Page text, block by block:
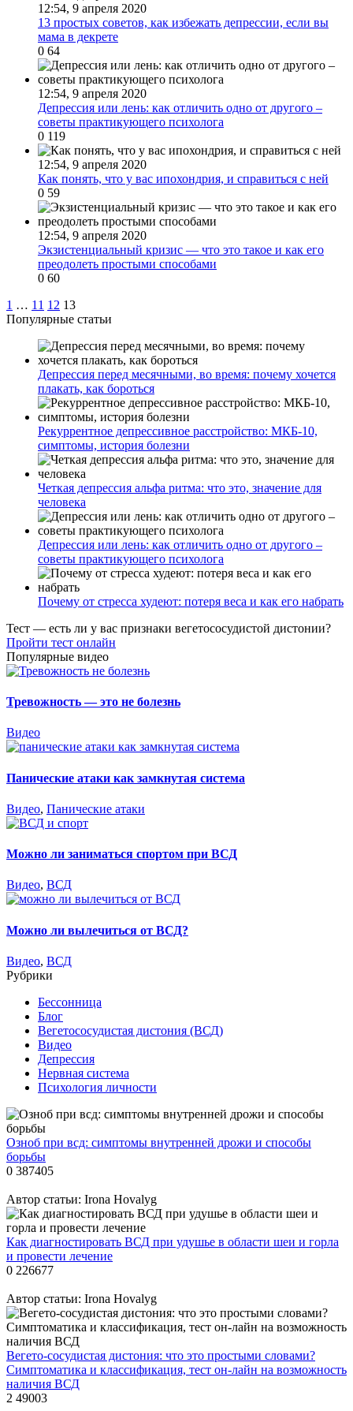
12:54, 9 апреля 2020
13 простых советов, как избежать депрессии, если вы
мама в декрете
0 64
12:54, 9 апреля 2020
Депрессия или лень: как отличить одно от другого –
советы практикующего психолога
0 119
12:54, 9 апреля 2020
Как понять, что у вас ипохондрия, и справиться с ней
0 59
12:54, 9 апреля 2020
Экзистенциальный кризис — что это такое и как его
преодолеть простыми способами
0 60
1 … 11 12 13
Популярные статьи
Депрессия перед месячными, во время: почему хочется
плакать, как бороться
Рекуррентное депрессивное расстройство: МКБ-10,
симптомы, история болезни
Четкая депрессия альфа ритма: что это, значение для
человека
Депрессия или лень: как отличить одно от другого –
советы практикующего психолога
Почему от стресса худеют: потеря веса и как его набрать
Тест — есть ли у вас признаки вегетососудистой дистонии?
Пройти тест онлайн
Популярные видео
Тревожность — это не болезнь
Видео
Панические атаки как замкнутая система
Видео, Панические атаки
Можно ли заниматься спортом при ВСД
Видео, ВСД
Можно ли вылечиться от ВСД?
Видео, ВСД
Рубрики
Бессонница
Блог
Вегетососудистая дистония (ВСД)
Видео
Депрессия
Нервная система
Психология личности
Озноб при всд: симптомы внутренней дрожи и способы
борьбы
0 387405
Автор статьи: Irona Hovalyg
Как диагностировать ВСД при удушье в области шеи и горла
и провести лечение
0 226677
Автор статьи: Irona Hovalyg
Вегето-сосудистая дистония: что это простыми словами?
Симптоматика и классификация, тест он-лайн на возможность
наличия ВСД
2 49003